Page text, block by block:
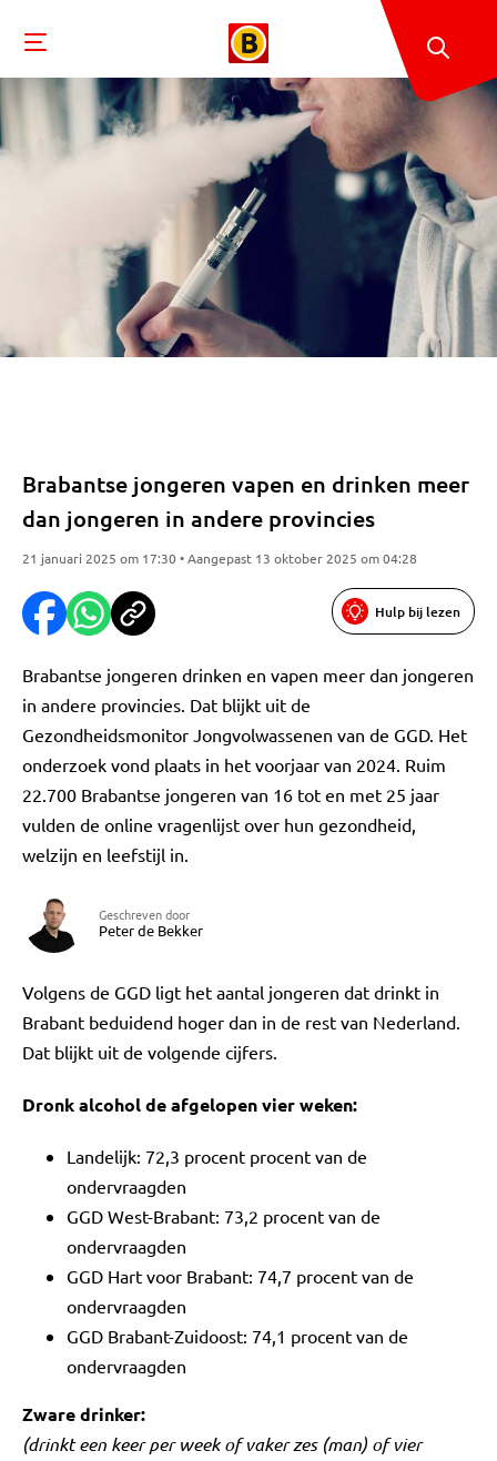
Brabantse jongeren vapen en drinken meer
dan jongeren in andere provincies
21 januari 2025 om 17:30 • Aangepast 13 oktober 2025 om 04:28
Hulp bij lezen
Brabantse jongeren drinken en vapen meer dan jongeren
in andere provincies. Dat blijkt uit de
Gezondheidsmonitor Jongvolwassenen van de GGD. Het
onderzoek vond plaats in het voorjaar van 2024. Ruim
22.700 Brabantse jongeren van 16 tot en met 25 jaar
vulden de online vragenlijst over hun gezondheid,
welzijn en leefstijl in.
Geschreven door
Peter de Bekker
Volgens de GGD ligt het aantal jongeren dat drinkt in
Brabant beduidend hoger dan in de rest van Nederland.
Dat blijkt uit de volgende cijfers.
Dronk alcohol de afgelopen vier weken:
Landelijk: 72,3 procent procent van de
ondervraagden
GGD West-Brabant: 73,2 procent van de
ondervraagden
GGD Hart voor Brabant: 74,7 procent van de
ondervraagden
GGD Brabant-Zuidoost: 74,1 procent van de
ondervraagden
Zware drinker:
(drinkt een keer per week of vaker zes (man) of vier